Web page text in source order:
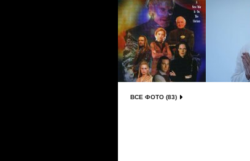
ВСЕ ФОТО (83)